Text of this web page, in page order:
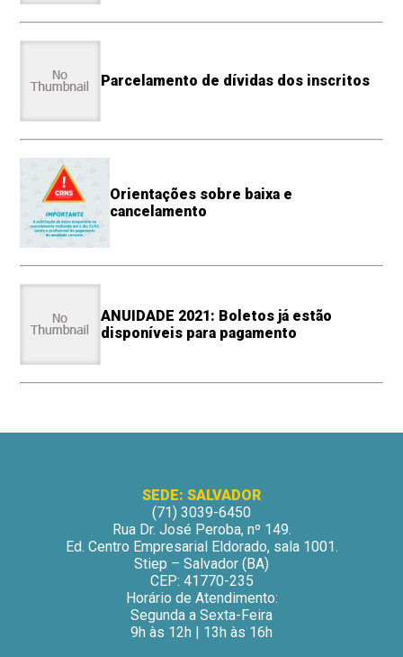
Parcelamento de dívidas dos inscritos
Orientações sobre baixa e
cancelamento
ANUIDADE 2021: Boletos já estão
disponíveis para pagamento
SEDE: SALVADOR
(71) 3039-6450
Rua Dr. José Peroba, nº 149.
Ed. Centro Empresarial Eldorado, sala 1001.
Stiep – Salvador (BA)
CEP: 41770-235
Horário de Atendimento:
Segunda a Sexta-Feira
9h às 12h | 13h às 16h